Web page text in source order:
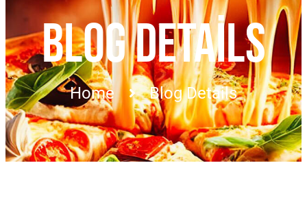
BLOG DETAILS
Home Blog Details